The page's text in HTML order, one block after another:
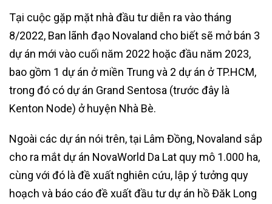
Tại cuộc gặp mặt nhà đầu tư diễn ra vào tháng
8/2022, Ban lãnh đạo Novaland cho biết sẽ mở bán 3
dự án mới vào cuối năm 2022 hoặc đầu năm 2023,
bao gồm 1 dự án ở miền Trung và 2 dự án ở TP.HCM,
trong đó có dự án Grand Sentosa (trước đây là
Kenton Node) ở huyện Nhà Bè.
Ngoài các dự án nói trên, tại Lâm Đồng, Novaland sắp
cho ra mắt dự án NovaWorld Da Lat quy mô 1.000 ha,
cùng với đó là đề xuất nghiên cứu, lập ý tưởng quy
hoạch và báo cáo đề xuất đầu tư dự án hồ Đăk Long